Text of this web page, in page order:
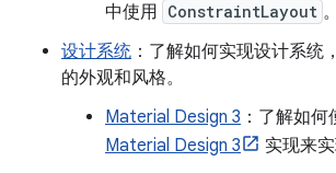
中使用 ConstraintLayout 。
设计系统 ：了解如何实现设计系统
的外观和风格。
Material Design 3 ：了解如
Material Design 3
实现来